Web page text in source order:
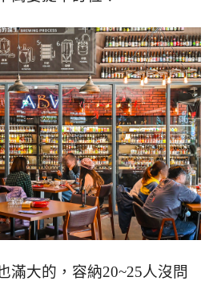
滿大的，容納20~25人沒問